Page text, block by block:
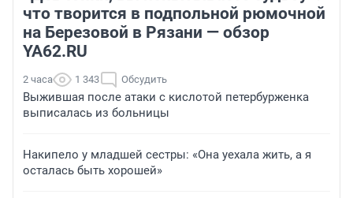
что творится в подпольной рюмочной
на Березовой в Рязани — обзор
YA62.RU
2 часа 1 343 Обсудить
Выжившая после атаки с кислотой петербурженка
выписалась из больницы
Накипело у младшей сестры: «Она уехала жить, а я
осталась быть хорошей»